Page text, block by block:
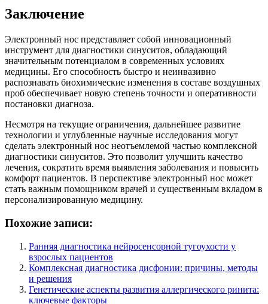
Заключение
Электронный нос представляет собой инновационный
инструмент для диагностики синуситов, обладающий
значительным потенциалом в современных условиях
медицины. Его способность быстро и неинвазивно
распознавать биохимические изменения в составе воздушных
проб обеспечивает новую степень точности и оперативности
постановки диагноза.
Несмотря на текущие ограничения, дальнейшее развитие
технологии и углубленные научные исследования могут
сделать электронный нос неотъемлемой частью комплексной
диагностики синуситов. Это позволит улучшить качество
лечения, сократить время выявления заболевания и повысить
комфорт пациентов. В перспективе электронный нос может
стать важным помощником врачей и существенным вкладом в
персонализированную медицину.
Похожие записи:
Ранняя диагностика нейросенсорной тугоухости у
взрослых пациентов
Комплексная диагностика дисфонии: причины, методы
и решения
Генетические аспекты развития аллергического ринита:
ключевые факторы